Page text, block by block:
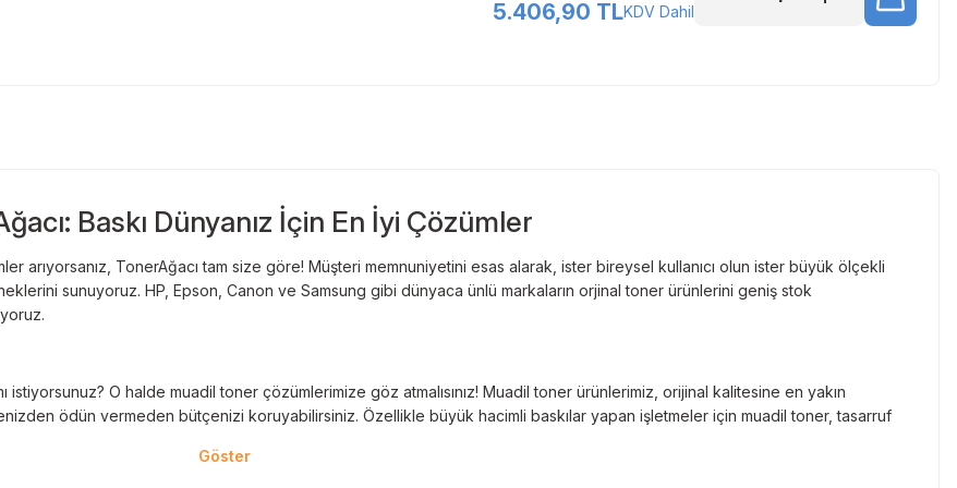
5.406,90 TLKDV Dahil
Baskı Dünyanız İçin En İyi Çözümler
arıyorsanız, TonerAğacı tam size göre! Müşteri memnuniyetini esas alarak, ister bireysel kullanıcı olun ister büyük ölçekli
sunuyoruz. HP, Epson, Canon ve Samsung gibi dünyaca ünlü markaların orjinal toner ürünlerini geniş stok
istiyorsunuz? O halde muadil toner çözümlerimize göz atmalısınız! Muadil toner ürünlerimiz, orijinal kalitesine en yakın
ödün vermeden bütçenizi koruyabilirsiniz. Özellikle büyük hacimli baskılar yapan işletmeler için muadil toner, tasarruf